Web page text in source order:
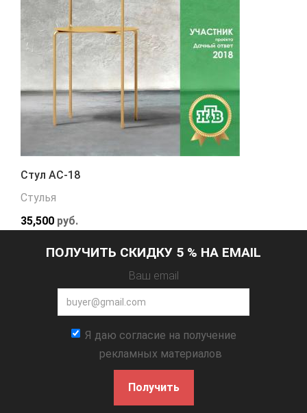
Стул АС-18
Стулья
35,500 руб.
ПОЛУЧИТЬ СКИДКУ 5 % НА EMAIL
Ваш email
Я даю согласие на получение
рекламных материалов
Получить